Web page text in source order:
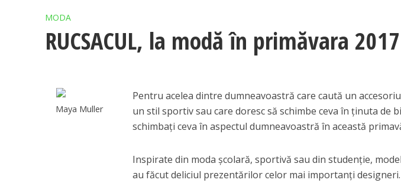
MODA
RUCSACUL, la modă în primăvara 2017
Maya Muller
Pentru acelea dintre dumneavoastră care caută un
un stil sportiv sau care doresc să schimbe ceva în ținuta de
schimbați ceva în aspectul dumneavoastră în această
Inspirate din moda școlară, sportivă sau din studenție,
au făcut deliciul prezentărilor celor mai importanți